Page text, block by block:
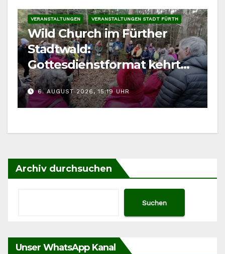
VERANSTALTUNGEN VERANSTALTUNGEN STADT FÜRTH
Wild Church im Fürther
Stadtwald:
Gottesdienstformat kehrt
im August zurück
6. AUGUST 2026, 15:19 UHR
Archiv durchsuchen
Suchen
Unser WhatsApp Kanal